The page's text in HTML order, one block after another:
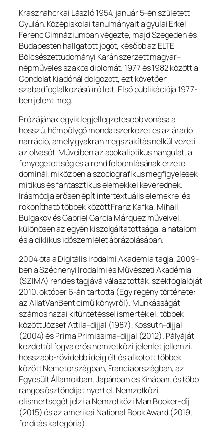
Krasznahorkai László 1954. január 5-én született
Gyulán. Középiskolai tanulmányait a gyulai Erkel
Ferenc Gimnáziumban végezte, majd Szegeden és
Budapesten hallgatott jogot, később az ELTE
Bölcsészettudományi Karán szerzett magyar–
népművelés szakos diplomát. 1977 és 1982 között a
Gondolat Kiadónál dolgozott, ezt követően
szabadfoglalkozású író lett. Első publikációja 1977-
ben jelent meg.
Prózájának egyik legjellegzetesebb vonása a
hosszú, hömpölygő mondatszerkezet és az áradó
narráció, amely gyakran megszakítás nélkül vezeti
az olvasót. Műveiben az apokaliptikus hangulat, a
fenyegetettség és a rend felbomlásának érzete
dominál, miközben a szociografikus megfigyelések
mitikus és fantasztikus elemekkel keverednek.
Írásmódja erősen épít intertextuális elemekre, és
rokonítható többek között Franz Kafka, Mihail
Bulgakov és Gabriel García Márquez műveivel,
különösen az egyén kiszolgáltatottsága, a hatalom
és a ciklikus időszemlélet ábrázolásában.
2004 óta a Digitális Irodalmi Akadémia tagja, 2009-
ben a Széchenyi Irodalmi és Művészeti Akadémia
(SZIMA) rendes tagjává választották, székfoglalóját
2010. október 6-án tartotta (Egy regény története:
az ÁllatVanBent című könyvről). Munkásságát
számos hazai kitüntetéssel ismerték el, többek
között József Attila-díjjal (1987), Kossuth-díjjal
(2004) és Prima Primissima-díjjal (2012). Pályáját
kezdettől fogva erős nemzetközi jelenlét jellemzi:
hosszabb-rövidebb ideig élt és alkotott többek
között Németországban, Franciaországban, az
Egyesült Államokban, Japánban és Kínában, és több
rangos ösztöndíjat nyert el. Nemzetközi
elismertségét jelzi a Nemzetközi Man Booker-díj
(2015) és az amerikai National Book Award (2019,
fordítás kategória).